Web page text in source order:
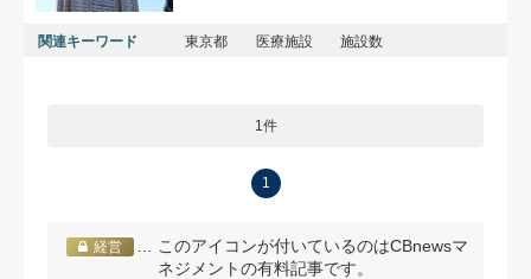
関連キーワード 東京都 医療施設 施設数
1件
1
経営
… このアイコンが付いているのはCBnewsマ
ネジメントの有料記事です。